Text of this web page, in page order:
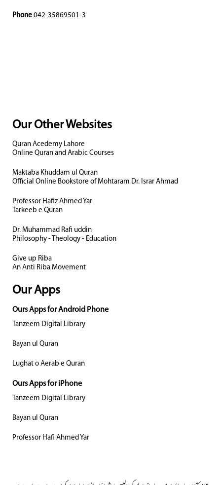
Phone 042-35869501-3
Our Other Websites
Quran Acedemy Lahore
Online Quran and Arabic Courses
Maktaba Khuddam ul Quran
Official Online Bookstore of Mohtaram Dr. Israr Ahmad
Professor Hafiz Ahmed Yar
Tarkeeb e Quran
Dr. Muhammad Rafi uddin
Philosophy - Theology - Education
Give up Riba
An Anti Riba Movement
Our Apps
Ours Apps for Android Phone
Tanzeem Digital Library
Bayan ul Quran
Lughat o Aerab e Quran
Ours Apps for iPhone
Tanzeem Digital Library
Bayan ul Quran
Professor Hafi Ahmed Yar